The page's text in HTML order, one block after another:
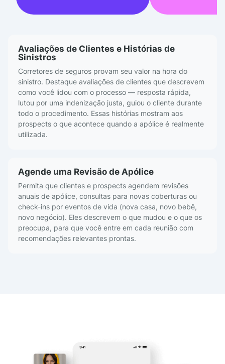
Avaliações de Clientes e Histórias de
Sinistros
Corretores de seguros provam seu valor na hora do
sinistro. Destaque avaliações de clientes que descrevem
como você lidou com o processo — resposta rápida,
lutou por uma indenização justa, guiou o cliente durante
todo o procedimento. Essas histórias mostram aos
prospects o que acontece quando a apólice é realmente
utilizada.
Agende uma Revisão de Apólice
Permita que clientes e prospects agendem revisões
anuais de apólice, consultas para novas coberturas ou
check-ins por eventos de vida (nova casa, novo bebê,
novo negócio). Eles descrevem o que mudou e o que os
preocupa, para que você entre em cada reunião com
recomendações relevantes prontas.